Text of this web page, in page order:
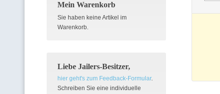
Mein Warenkorb
Sie haben keine Artikel im
Warenkorb.
Liebe Jailers-Besitzer,
hier geht's zum Feedback-Formular.
Schreiben Sie eine individuelle